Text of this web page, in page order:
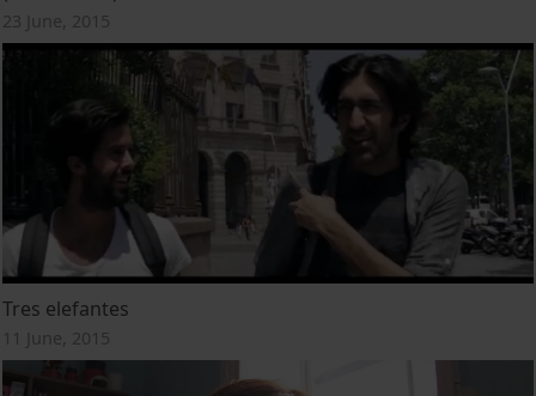
23 June, 2015
Tres elefantes
11 June, 2015